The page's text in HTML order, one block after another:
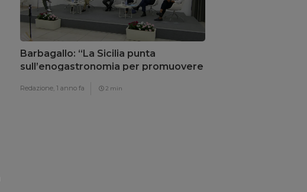
Barbagallo: “La Sicilia punta
sull’enogastronomia per promuovere
Redazione, 1 anno fa 2 min